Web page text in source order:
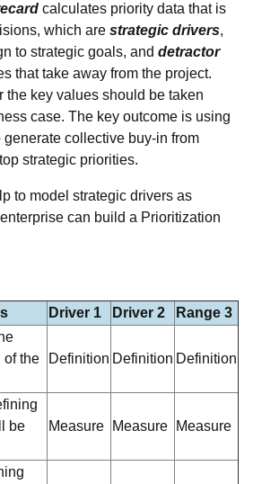
calculates priority data that is
which are strategic drivers,
to strategic goals, and detractor
that take away from the project.
the key values should be taken
case. The key outcome is using
collective buy-in from
strategic priorities.
to model strategic drivers as
can build a Prioritization
Driver 1 Driver 2
Range 3
of the
Definition Definition Definition
be
Measure Measure Measure